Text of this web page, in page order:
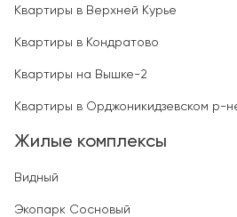
Квартиры в Верхней Курье
Квартиры в Кондратово
Квартиры на Вышке-2
Квартиры в Орджоникидзевском р-
Жилые комплексы
Видный
Экопарк Сосновый